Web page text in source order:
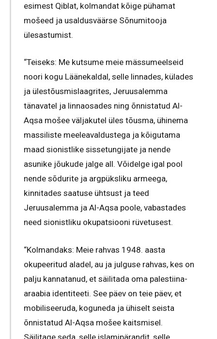
esimest Qiblat, kolmandat kõige pühamat
mošeed ja usaldusväärse Sõnumitooja
ülesastumist.
“Teiseks: Me kutsume meie mässumeelseid
noori kogu Läänekaldal, selle linnades, külades
ja ülestõusmislaagrites, Jeruusalemma
tänavatel ja linnaosades ning õnnistatud Al-
Aqsa mošee väljakutel üles tõusma, ühinema
massiliste meeleavaldustega ja kõigutama
maad sionistlike sissetungijate ja nende
asunike jõukude jalge all. Võidelge igal pool
nende sõdurite ja argpüksliku armeega,
kinnitades saatuse ühtsust ja teed
Jeruusalemma ja Al-Aqsa poole, vabastades
need sionistliku okupatsiooni rüvetusest.
“Kolmandaks: Meie rahvas 1948. aasta
okupeeritud aladel, au ja julguse rahvas, kes on
palju kannatanud, et säilitada oma palestiina-
araabia identiteeti. See päev on teie päev, et
mobiliseeruda, koguneda ja ühiselt seista
õnnistatud Al-Aqsa mošee kaitsmisel.
Säilitage seda, selle islamipärandit, selle